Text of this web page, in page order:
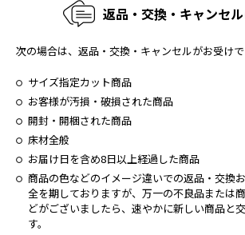
返品・交換・キャンセ
次の場合は、返品・交換・キャンセルがお受けで
サイズ指定カット商品
お客様が汚損・破損された商品
開封・開梱された商品
床材全般
お届け日を含め8日以上経過した商品
商品の⾊などのイメージ違いでの返品・交換
全を期しておりますが、万⼀の不良品または
どがございましたら、速やかに新しい商品と
す。